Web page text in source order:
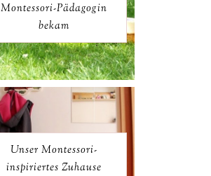
Montessori-Pädagogin
bekam
Unser Montessori-
inspiriertes Zuhause